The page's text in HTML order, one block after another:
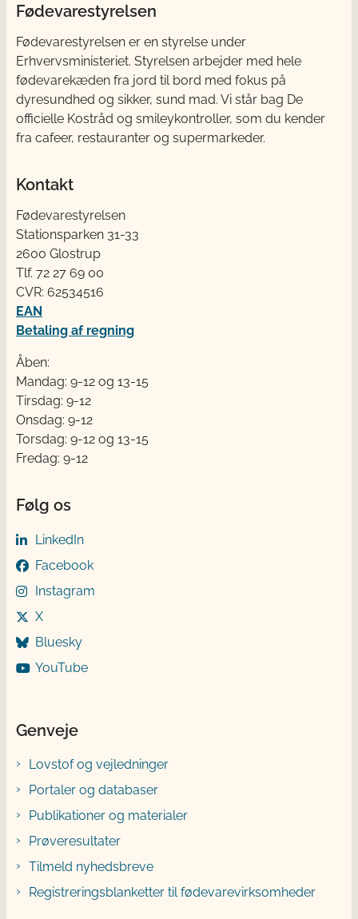
Fødevarestyrelsen
Fødevarestyrelsen er en styrelse under
Erhvervsministeriet. Styrelsen arbejder med hele
fødevarekæden fra jord til bord med fokus på
dyresundhed og sikker, sund mad. Vi står bag De
officielle Kostråd og smileykontroller, som du kender
fra cafeer, restauranter og supermarkeder.
Kontakt
Fødevarestyrelsen
Stationsparken 31-33
2600 Glostrup
Tlf. 72 2​​​7 69 00
CVR: 62534516
EAN
Betaling af regning
Åben:
Mandag: 9-12 og 13-15
Tirsdag: 9-12
Onsdag: 9-12
Torsdag: 9-12 og 13-15
Fredag: 9-12
Følg os
LinkedIn
Facebook
Instagram
X
Bluesky
YouTube
Genveje
Lovstof og vejledninger
Portaler og databaser
Publikationer og materialer
Prøveresultater
Tilmeld nyhedsbreve
Registreringsblanketter til fødevarevirksomheder